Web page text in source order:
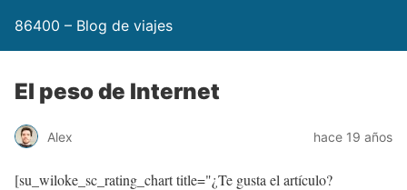
86400 – Blog de viajes
El peso de Internet
Alex hace 19 años
[su_wiloke_sc_rating_chart title="¿Te gusta el artículo?